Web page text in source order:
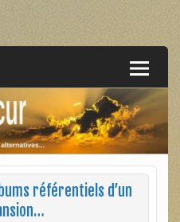
référentiels d’un